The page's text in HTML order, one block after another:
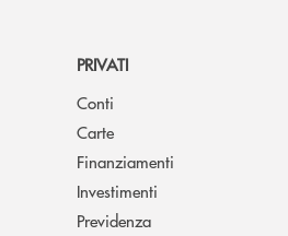
PRIVATI
Conti
Carte
Finanziamenti
Investimenti
Previdenza